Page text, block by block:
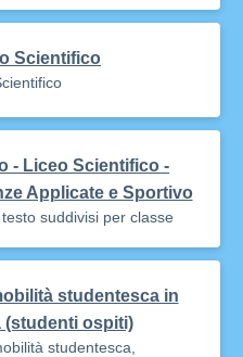
Scientifico
- Liceo Scientifico -
Applicate e Sportivo
suddivisi per classe
studentesca in
(studenti ospiti)
studentesca,